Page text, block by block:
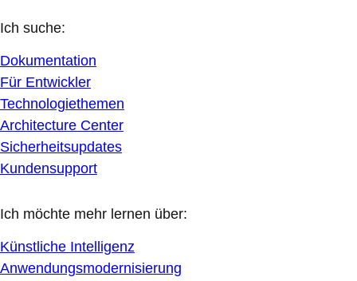
Ich suche:
Dokumentation
Für Entwickler
Technologiethemen
Architecture Center
Sicherheitsupdates
Kundensupport
Ich möchte mehr lernen über:
Künstliche Intelligenz
Anwendungsmodernisierung